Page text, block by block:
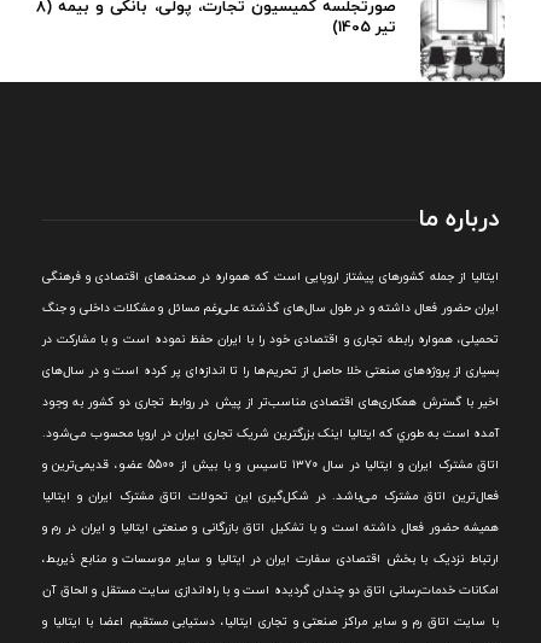
صورتجلسه کمیسیون تجارت، پولی، بانکی و بیمه (8
تیر 1405)
درباره ما
ايتاليا از جمله کشورهای پيشتاز اروپایی است که همواره در صحنه‌های اقتصادی و فرهنگی
ايران حضور فعال داشته و در طول سال‌های گذشته علی‌رغم مسائل و مشکلات داخلی و جنگ
تحميلی، همواره رابطه تجاری و اقتصادی خود را با ايران حفظ نموده است و با مشارکت در
بسياری از پروژه‌های صنعتی خلا حاصل از تحريم‌ها را تا اندازه‌ای پر کرده است و در سال‌های
اخير با گسترش همکاری‌های اقتصادی مناسب‌تر از پيش در روابط تجاری دو کشور به وجود
آمده است به طوري که ايتاليا اينک بزرگترين شريک تجاری ايران در اروپا محسوب می‌شود.
اتاق مشترک ایران و ایتالیا در سال ۱۳۷۰ تاسیس و با بیش از 5500 عضو، قدیمی‌ترین و
فعال‌ترین اتاق مشترک می‌باشد.در شکل‌گيری اين تحولات اتاق مشترک ايران و ايتاليا
هميشه حضور فعال داشته است و با تشکيل اتاق بازرگانی و صنعتی ايتاليا و ايران در رم و
ارتباط نزديک با بخش اقتصادی سفارت ايران در ايتاليا و ساير موسسات و منابع ذيربط،
امکانات خدمات‌رسانی اتاق دو چندان گرديده است و با راه‌اندازی سايت مستقل و الحاق آن
با سايت اتاق رم و ساير مراکز صنعتی و تجاری ايتاليا، دستيابی مستقيم اعضا با ايتاليا و